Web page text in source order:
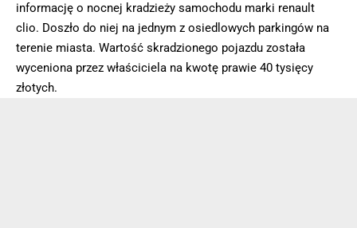
informację o nocnej kradzieży samochodu marki renault
clio. Doszło do niej na jednym z osiedlowych parkingów na
terenie miasta. Wartość skradzionego pojazdu została
wyceniona przez właściciela na kwotę prawie 40 tysięcy
złotych.